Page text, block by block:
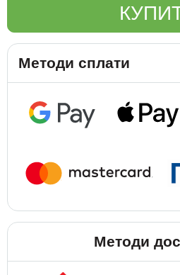
Методи сплати
Методи